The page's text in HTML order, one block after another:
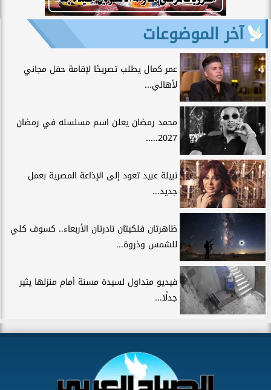
آخر الموضوعات
عمر كمال يطلب تصريحًا لإقامة حفل مجاني
لأهالي...
محمد رمضان يعلن اسم مسلسله في رمضان
2027.....
نبيلة عبيد تعود إلى الإذاعة المصرية بعمل
جديد...
ظاهرتان فلكيتان نادرتان الأربعاء.. كسوف كلي
للشمس وذروة...
فيديو متداول لسيدة مسنة أمام منزلها يثير
جدلًا...